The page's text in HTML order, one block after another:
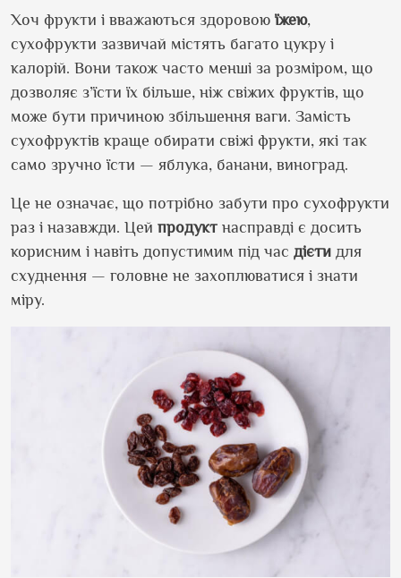
Хоч фрукти і вважаються здоровою їжею,
сухофрукти зазвичай містять багато цукру і
калорій. Вони також часто менші за розміром, що
дозволяє з’їсти їх більше, ніж свіжих фруктів, що
може бути причиною збільшення ваги. Замість
сухофруктів краще обирати свіжі фрукти, які так
само зручно їсти — яблука, банани, виноград.
Це не означає, що потрібно забути про сухофрукти
раз і назавжди. Цей продукт насправді є досить
корисним і навіть допустимим під час дієти для
схуднення — головне не захоплюватися і знати
міру.